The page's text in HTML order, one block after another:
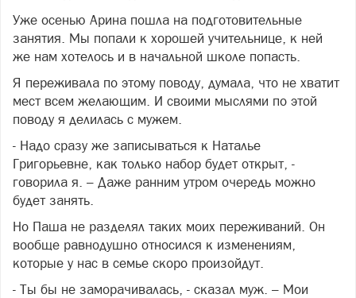
Уже осенью Арина пошла на подготовительные
занятия. Мы попали к хорошей учительнице, к ней
же нам хотелось и в начальной школе попасть.
Я переживала по этому поводу, думала, что не хватит
мест всем желающим. И своими мыслями по этой
поводу я делилась с мужем.
- Надо сразу же записываться к Наталье
Григорьевне, как только набор будет открыт, -
говорила я. – Даже ранним утром очередь можно
будет занять.
Но Паша не разделял таких моих переживаний. Он
вообще равнодушно относился к изменениям,
которые у нас в семье скоро произойдут.
- Ты бы не заморачивалась, - сказал муж. – Мои